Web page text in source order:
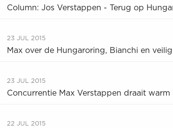
Column: Jos Verstappen - Terug op
23 JUL 2015
Max over de Hungaroring, Bianchi en
23 JUL 2015
Concurrentie Max Verstappen draait warm
22 JUL 2015